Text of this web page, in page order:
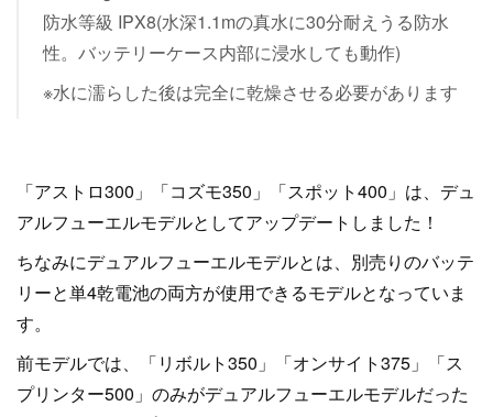
防水等級 IPX8(水深1.1mの真水に30分耐えうる防水
性。バッテリーケース内部に浸水しても動作)
※水に濡らした後は完全に乾燥させる必要があります
「アストロ300」「コズモ350」「スポット400」は、デュ
アルフューエルモデルとしてアップデートしました！
ちなみにデュアルフューエルモデルとは、別売りのバッテ
リーと単4乾電池の両方が使用できるモデルとなっていま
す。
前モデルでは、「リボルト350」「オンサイト375」「ス
プリンター500」のみがデュアルフューエルモデルだった